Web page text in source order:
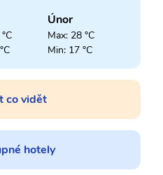
Únor
Max: 28 °C
Min: 17 °C
co vidět
hotely